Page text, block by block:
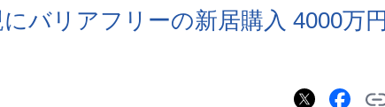
バリアフリーの新居購入 4000万円